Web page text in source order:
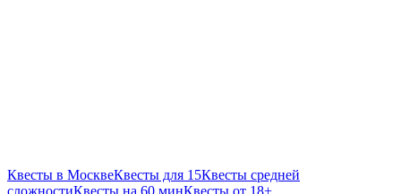
Квесты в МосквеКвесты для 15Квесты средней